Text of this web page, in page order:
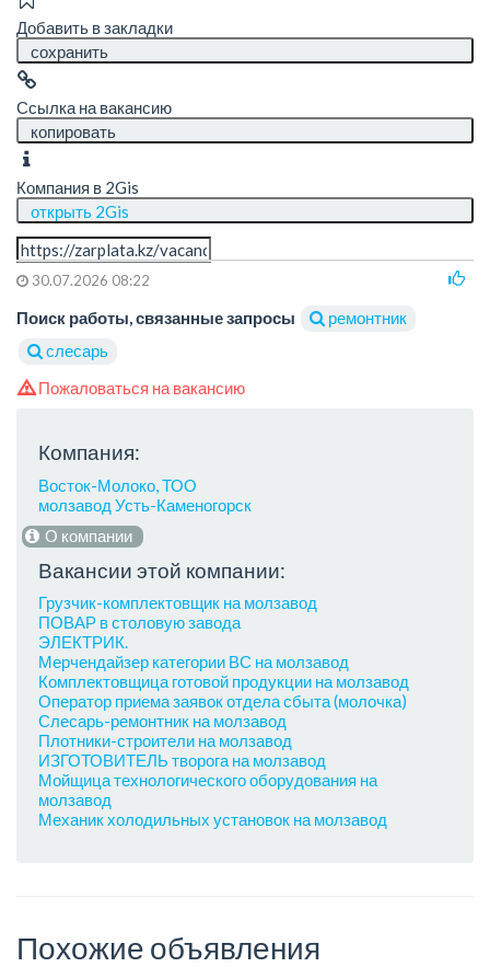
Добавить в закладки
сохранить
Ссылка на вакансию
копировать
Компания в 2Gis
открыть 2Gis
30.07.2026 08:22
Поиск работы, связанные запросы
ремонтник
слесарь
Пожаловаться на вакансию
Компания:
Восток-Молоко, ТОО
молзавод Усть-Каменогорск
О компании
Вакансии этой компании:
Грузчик-комплектовщик на молзавод
ПОВАР в столовую завода
ЭЛЕКТРИК.
Мерчендайзер категории ВС на молзавод
Комплектовщица готовой продукции на молзавод
Оператор приема заявок отдела сбыта (молочка)
Слесарь-ремонтник на молзавод
Плотники-строители на молзавод
ИЗГОТОВИТЕЛЬ творога на молзавод
Мойщица технологического оборудования на
молзавод
Механик холодильных установок на молзавод
Похожие объявления